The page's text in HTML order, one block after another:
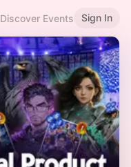
Discover Events Sign In